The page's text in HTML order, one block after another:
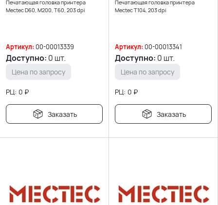
Печатающая головка принтера
Mectec D60, M200, T60, 203 dpi
Артикул: 00-00013339
Доступно: 0 шт.
Цена по запросу
РЦ: 0 ₽
Заказать
Печатающая головка принтера
Mectec T104, 203 dpi
Артикул: 00-00013341
Доступно: 0 шт.
Цена по запросу
РЦ: 0 ₽
Заказать